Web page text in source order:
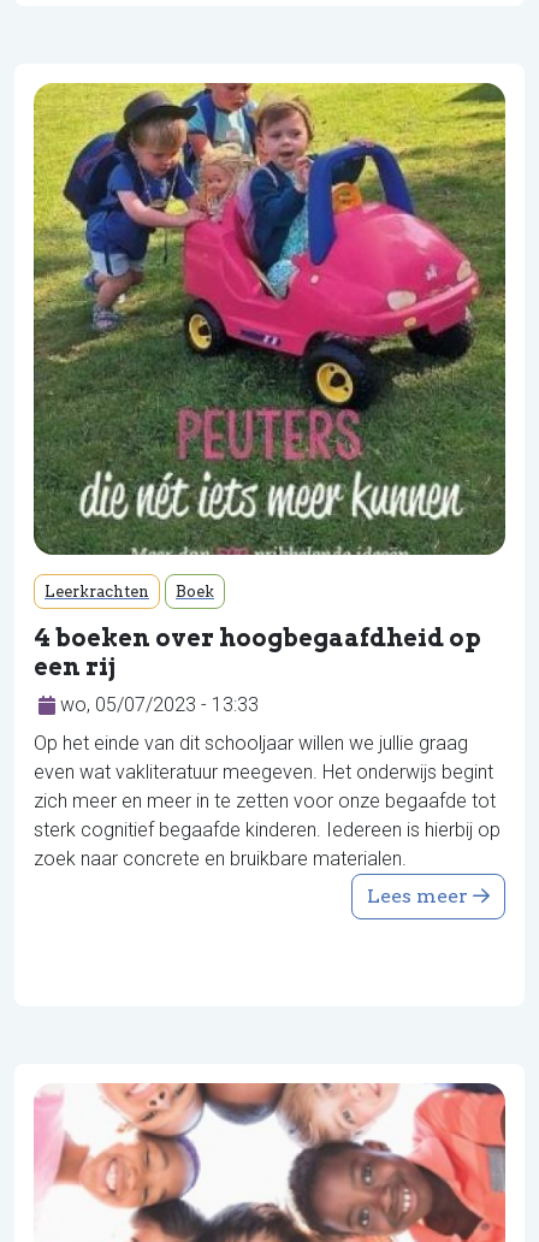
Leerkrachten Boek
4 boeken over hoogbegaafdheid op
een rij
wo, 05/07/2023 - 13:33
Op het einde van dit schooljaar willen we jullie graag
even wat vakliteratuur meegeven. Het onderwijs begint
zich meer en meer in te zetten voor onze begaafde tot
sterk cognitief begaafde kinderen. Iedereen is hierbij op
zoek naar concrete en bruikbare materialen.
Lees meer